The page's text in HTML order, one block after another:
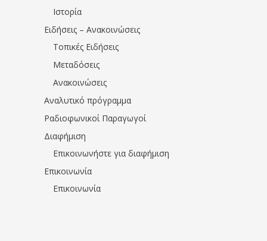
Ιστορία
Ειδήσεις – Ανακοινώσεις
Τοπικές Ειδήσεις
Μεταδόσεις
Ανακοινώσεις
Αναλυτικό πρόγραμμα
Ραδιοφωνικοί Παραγωγοί
Διαφήμιση
Επικοινωνήστε για διαφήμιση
Επικοινωνία
Επικοινωνία